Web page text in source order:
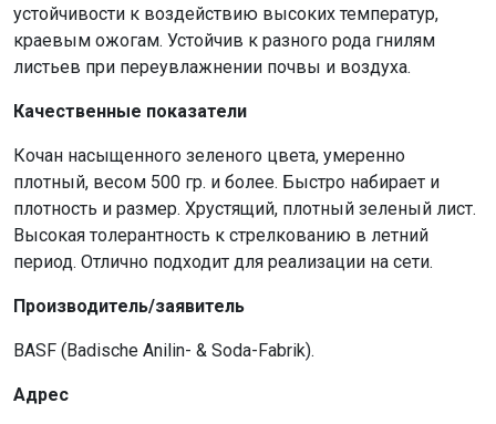
устойчивости к воздействию высоких температур,
краевым ожогам. Устойчив к разного рода гнилям
листьев при переувлажнении почвы и воздуха.
Качественные показатели
Кочан насыщенного зеленого цвета, умеренно
плотный, весом 500 гр. и более. Быстро набирает и
плотность и размер. Хрустящий, плотный зеленый лист.
Высокая толерантность к стрелкованию в летний
период. Отлично подходит для реализации на сети.
Производитель/заявитель
BASF (Badische Anilin- & Soda-Fabrik).
Адрес